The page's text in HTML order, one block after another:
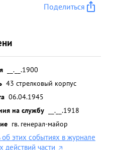
Поделиться
__.__.1900
43 стрелковый корпус
06.04.1945
на службу
__.__.1918
гв. генерал-майор
об этих событиях в журнале
действий части